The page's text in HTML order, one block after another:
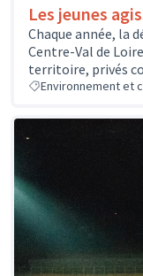
Les jeunes
Chaque année, la
Centre-Val de
territoire, privés
Environnement et